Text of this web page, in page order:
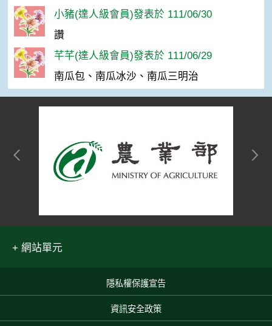
小豬(達人級會員)發表於 111/06/30
讚
芊芊(達人級會員)發表於 111/06/29
南瓜包、南瓜冰沙、南瓜三明治
網站單元
隱私權保護宣告
資訊安全政策